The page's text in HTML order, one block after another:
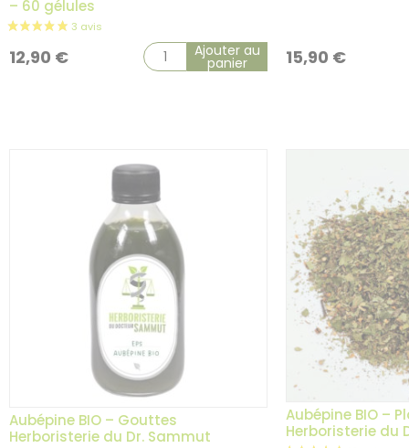
– 60 gélules
12,90 € Ajouter au
panier 15,90 €
Aubépine BIO – Gouttes
Herboristerie du Dr. Sammut
Aubépine BIO –
Herboristerie du